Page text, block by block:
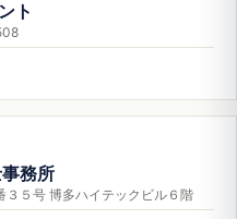
ト
務所
５号 博多ハイテックビル６階